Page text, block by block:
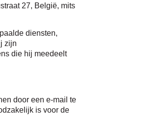
27, België, mits
diensten,
zijn
die hij meedeelt
door een e-mail te
is voor de